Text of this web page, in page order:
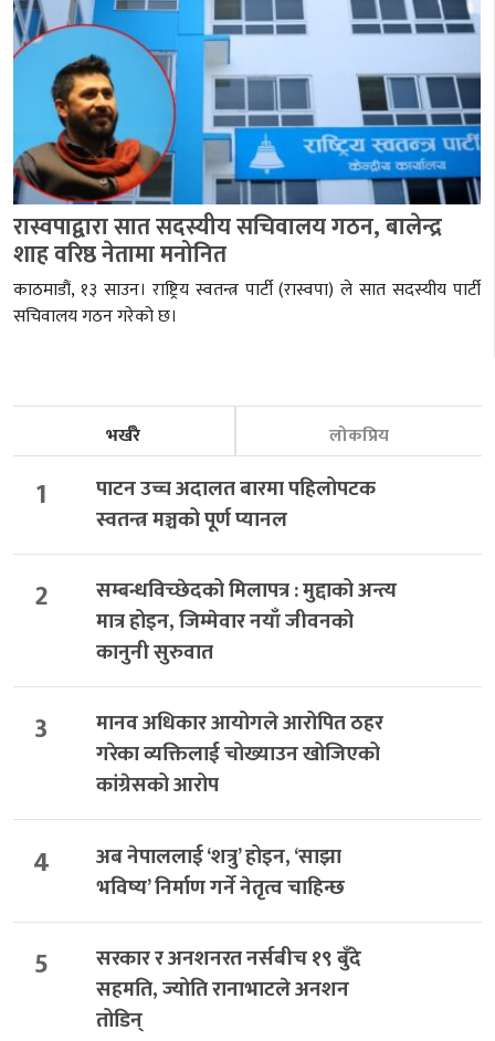
रास्वपाद्वारा सात सदस्यीय सचिवालय गठन, बालेन्द्र
शाह वरिष्ठ नेतामा मनोनित
काठमाडौं, १३ साउन। राष्ट्रिय स्वतन्त्र पार्टी (रास्वपा) ले सात सदस्यीय पार्टी
सचिवालय गठन गरेको छ।
भर्खरै लोकप्रिय
1
पाटन उच्च अदालत बारमा पहिलोपटक
स्वतन्त्र मञ्चको पूर्ण प्यानल
2
सम्बन्धविच्छेदको मिलापत्र : मुद्दाको अन्त्य
मात्र होइन, जिम्मेवार नयाँ जीवनको
कानुनी सुरुवात
3
मानव अधिकार आयोगले आरोपित ठहर
गरेका व्यक्तिलाई चोख्याउन खोजिएको
कांग्रेसको आरोप
4
अब नेपाललाई ‘शत्रु’ होइन, ‘साझा
भविष्य’ निर्माण गर्ने नेतृत्व चाहिन्छ
5
सरकार र अनशनरत नर्सबीच १९ बुँदे
सहमति, ज्योति रानाभाटले अनशन
तोडिन्